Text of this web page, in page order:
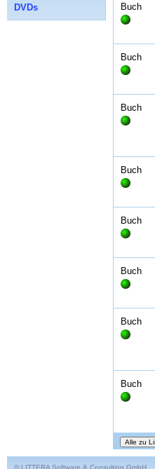
Buch
Buch
Buch
Buch
Buch
Buch
Buch
Buch
DVDs
© LITTERA Software & Consulting GmbH